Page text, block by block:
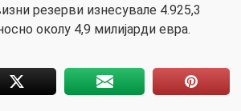
резерви изнесувале 4.925,3
околу 4,9 милијарди евра.